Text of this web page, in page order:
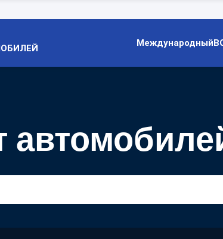
Международный